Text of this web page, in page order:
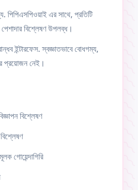
পিপিএসপিওয়াই এর সাথে, প্রতিটি
বিশ্লেষণ উপলব্ধ।
ইন্টারফেস. স্বজ্ঞাতভাবে বোধগম্য,
প্রয়োজন নেই।
বিশ্লেষণ
গোয়েন্দাগিরি